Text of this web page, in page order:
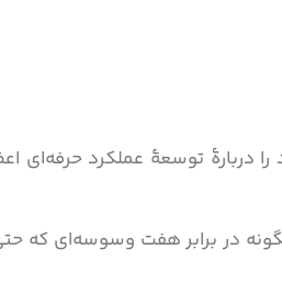
دربارۀ توسعۀ عملکرد حرفه‌ای
در برابر هفت وسوسه‌ای که